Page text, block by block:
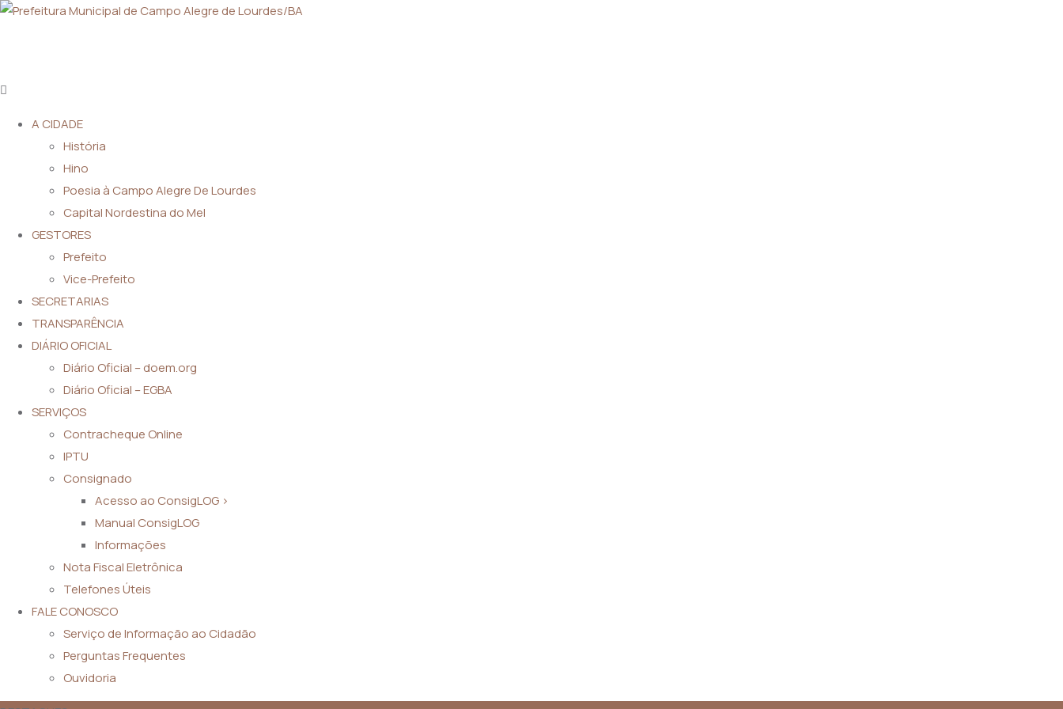
A CIDADE
História
Hino
Poesia à Campo Alegre De Lourdes
Capital Nordestina do Mel
GESTORES
Prefeito
Vice-Prefeito
SECRETARIAS
TRANSPARÊNCIA
DIÁRIO OFICIAL
Diário Oficial – doem.org
Diário Oficial – EGBA
SERVIÇOS
Contracheque Online
IPTU
Consignado
Acesso ao ConsigLOG >
Manual ConsigLOG
Informações
Nota Fiscal Eletrônica
Telefones Úteis
FALE CONOSCO
Serviço de Informação ao Cidadão
Perguntas Frequentes
Ouvidoria